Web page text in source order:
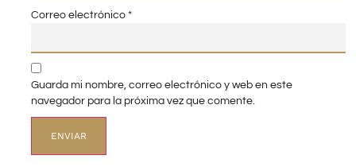
Correo electrónico *
Guarda mi nombre, correo electrónico y web en este
navegador para la próxima vez que comente.